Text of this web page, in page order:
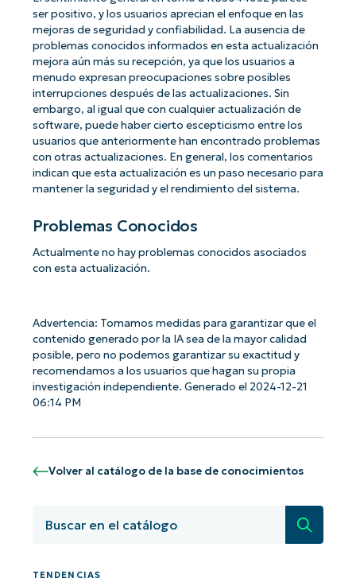
ser positivo, y los usuarios aprecian el enfoque en las
mejoras de seguridad y confiabilidad. La ausencia de
problemas conocidos informados en esta actualización
mejora aún más su recepción, ya que los usuarios a
menudo expresan preocupaciones sobre posibles
interrupciones después de las actualizaciones. Sin
embargo, al igual que con cualquier actualización de
software, puede haber cierto escepticismo entre los
usuarios que anteriormente han encontrado problemas
con otras actualizaciones. En general, los comentarios
indican que esta actualización es un paso necesario para
mantener la seguridad y el rendimiento del sistema.
Problemas Conocidos
Actualmente no hay problemas conocidos asociados
con esta actualización.
Advertencia: Tomamos medidas para garantizar que el
contenido generado por la IA sea de la mayor calidad
posible, pero no podemos garantizar su exactitud y
recomendamos a los usuarios que hagan su propia
investigación independiente. Generado el 2024-12-21
06:14 PM
Volver al catálogo de la base de conocimientos
TENDENCIAS
¡Empiece con los análisis de KB
and